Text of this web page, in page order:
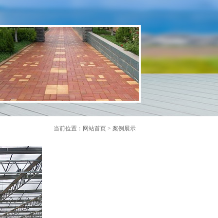
当前位置： 网站首页> 案例展示